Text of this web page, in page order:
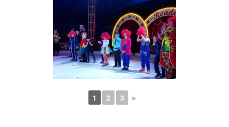
1 2 3 ►